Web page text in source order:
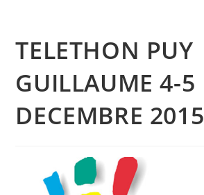
TELETHON PUY
GUILLAUME 4-5
DECEMBRE 2015